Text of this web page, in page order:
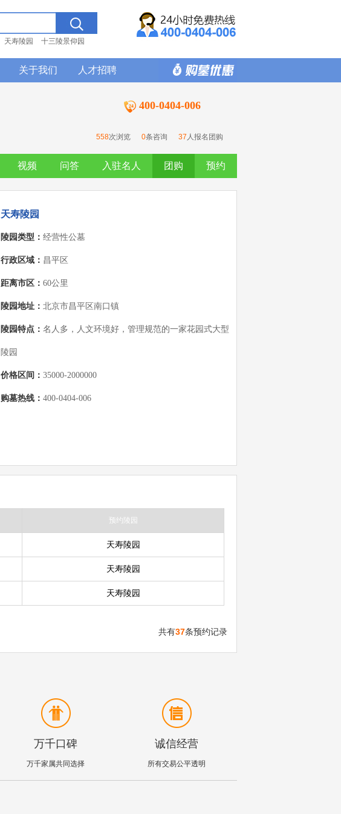
天寿陵园 十三陵景仰园
关于我们 人才招聘
400-0404-006
558次浏览 0条咨询 37 人报名团购
视频 问答 入驻名人 团购 预约
天寿陵园
陵园类型： 经营性公墓
行政区域： 昌平区
距离市区： 60公里
陵园地址： 北京市昌平区南口镇
陵园特点： 名人多，人文环境好，管理规范的一家花园式大型
陵园
价格区间： 35000-2000000
购墓热线： 400-0404-006
预约陵园
天寿陵园
天寿陵园
天寿陵园
共有37条预约记录
万千口碑
万千家属共同选择
诚信经营
所有交易公平透明